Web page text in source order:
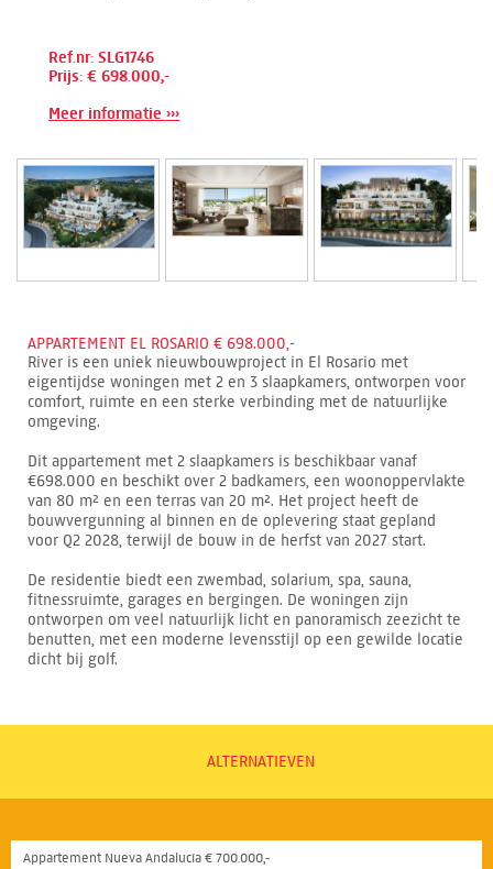
Ref.nr: SLG1746
Prijs: € 698.000,-
Meer informatie ›››
APPARTEMENT EL ROSARIO € 698.000,-
River is een uniek nieuwbouwproject in El Rosario met
eigentijdse woningen met 2 en 3 slaapkamers, ontworpen voor
comfort, ruimte en een sterke verbinding met de natuurlijke
omgeving.
Dit appartement met 2 slaapkamers is beschikbaar vanaf
€698.000 en beschikt over 2 badkamers, een woonoppervlakte
van 80 m² en een terras van 20 m². Het project heeft de
bouwvergunning al binnen en de oplevering staat gepland
voor Q2 2028, terwijl de bouw in de herfst van 2027 start.
De residentie biedt een zwembad, solarium, spa, sauna,
fitnessruimte, garages en bergingen. De woningen zijn
ontworpen om veel natuurlijk licht en panoramisch zeezicht te
benutten, met een moderne levensstijl op een gewilde locatie
dicht bij golf.
ALTERNATIEVEN
Appartement Nueva Andalucía € 700.000,-